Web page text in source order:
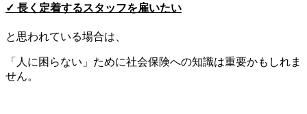
✓ 長く定着するスタッフを雇いたい
と思われている場合は、
「人に困らない」ために社会保険への知識は重要かもしれま
せん。